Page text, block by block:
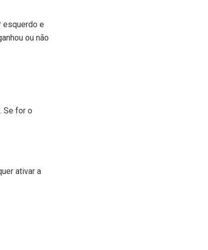
esquerdo e
ou não
Se for o
ativar a